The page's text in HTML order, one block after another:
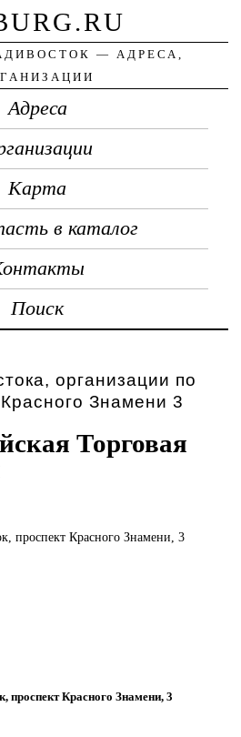
— АДРЕСА,
Адреса
Карта
в каталог
Поиск
организации по
Знамени 3
Торговая
проспект Красного Знамени, 3
проспект Красного Знамени, 3